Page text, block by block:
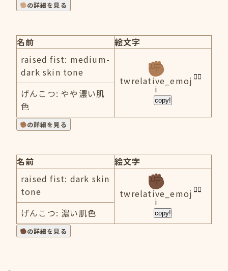
の詳細を見る
名前
絵文字
raised fist: medium-
dark skin tone
twrelative_emoj
i
copy!
げんこつ: やや濃い肌
色
の詳細を見る
名前
絵文字
raised fist: dark skin
tone
twrelative_emoj
i
copy!
げんこつ: 濃い肌色
の詳細を見る